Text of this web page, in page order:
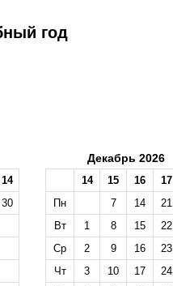
год
14
30
Декабрь 2026
14 15 16 17
Пн
7 14 21
Вт
1 8 15 22
Ср
2 9 16 23
Чт
3 10 17 24